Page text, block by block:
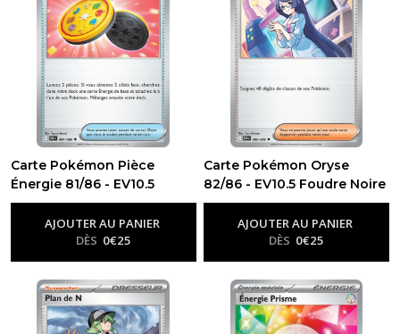
Carte Pokémon Pièce
Énergie 81/86 - EV10.5
Foudre Noire-Ev10.5 - Foudre
AJOUTER AU PANIER
DÈS 0€25
Carte Pokémon Oryse
82/86 - EV10.5 Foudre Noire
-Ev10.5 - Foudre Noire
AJOUTER AU PANIER
DÈS 0€25